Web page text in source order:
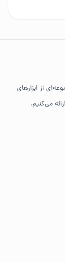
شارژی،
از ابزارهای
می‌کنیم.